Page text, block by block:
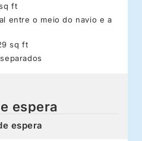
ft
entre o meio do navio e a
sq ft
espera
espera